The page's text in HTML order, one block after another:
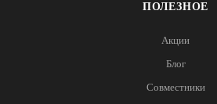
ПОЛЕЗНОЕ
Акции
Блог
Совместники